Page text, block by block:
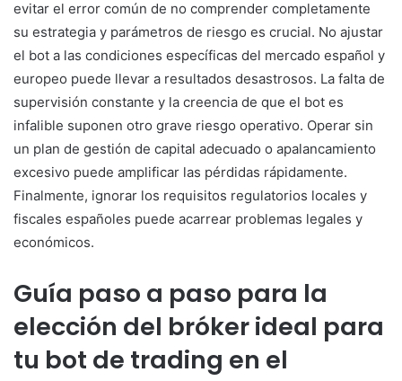
evitar el error común de no comprender completamente
su estrategia y parámetros de riesgo es crucial. No ajustar
el bot a las condiciones específicas del mercado español y
europeo puede llevar a resultados desastrosos. La falta de
supervisión constante y la creencia de que el bot es
infalible suponen otro grave riesgo operativo. Operar sin
un plan de gestión de capital adecuado o apalancamiento
excesivo puede amplificar las pérdidas rápidamente.
Finalmente, ignorar los requisitos regulatorios locales y
fiscales españoles puede acarrear problemas legales y
económicos.
Guía paso a paso para la
elección del bróker ideal para
tu bot de trading en el